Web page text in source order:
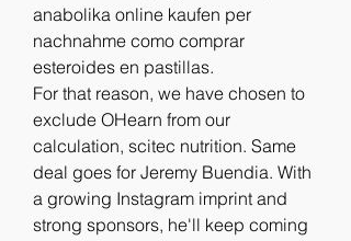
anabolika online kaufen per
nachnahme como comprar
esteroides en pastillas.
For that reason, we have chosen to
exclude OHearn from our
calculation, scitec nutrition. Same
deal goes for Jeremy Buendia. With
a growing Instagram imprint and
strong sponsors, he'll keep coming